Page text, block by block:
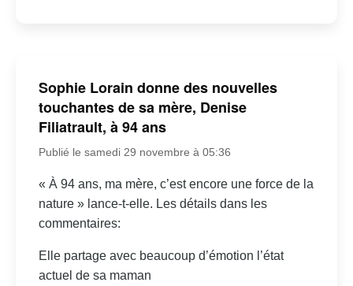
Sophie Lorain donne des nouvelles
touchantes de sa mère, Denise
Filiatrault, à 94 ans
Publié le samedi 29 novembre à 05:36
« À 94 ans, ma mère, c’est encore une force de la
nature » lance-t-elle. Les détails dans les
commentaires:
Elle partage avec beaucoup d’émotion l’état
actuel de sa maman